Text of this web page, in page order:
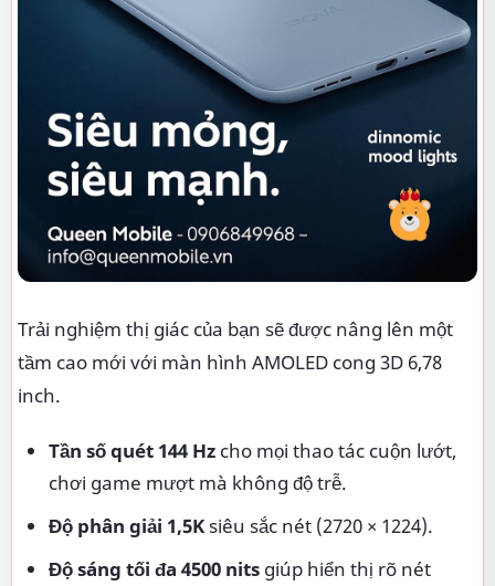
Trải nghiệm thị giác của bạn sẽ được nâng lên một
tầm cao mới với màn hình AMOLED cong 3D 6,78
inch.
Tần số quét 144 Hz cho mọi thao tác cuộn lướt,
chơi game mượt mà không độ trễ.
Độ phân giải 1,5Ksiêu sắc nét (2720 × 1224).
Độ sáng tối đa 4500 nits giúp hiển thị rõ nét